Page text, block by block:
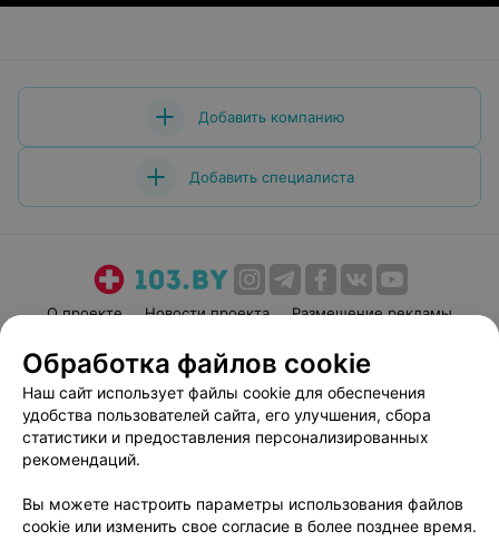
Добавить компанию
Добавить специалиста
О проекте Новости проекта
Размещение рекламы
Пользовательское соглашение
Способы оплаты
Вакансии
Партнеры
Написать руководителю 103.by
Персональные настройки cookie
Обработка персональных данных
Обработка файлов cookie
Наш сайт использует файлы cookie для обеспечения
удобства пользователей сайта, его улучшения, сбора
статистики и предоставления персонализированных
рекомендаций.
Вы можете настроить параметры использования файлов
cookie или изменить свое согласие в более позднее время.